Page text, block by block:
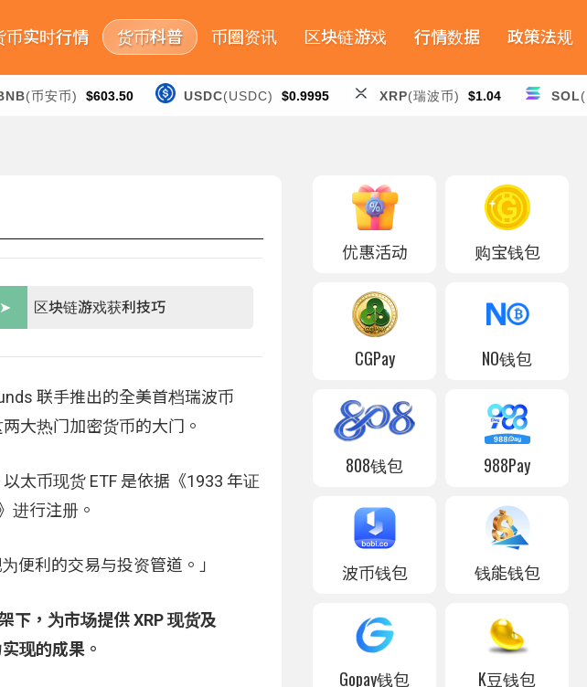
币实时行情 货币科普 币圈资讯 区块链游戏 行情数据 政策法规
(币安币) $603.50 USDC(USDC) $0.9995 XRP(瑞波币) $1.04 SOL
区块链游戏获利技巧
联手推出的全美首档瑞波币
大热门加密货币的大门。
太币现货 ETF 是依据《1933 年证
进行注册。
便利的交易与投资管道。」
下，为市场提供 XRP 现货及
现的成果。
优惠活动 购宝钱包
CGPay NO钱包
808钱包 988Pay
波币钱包 钱能钱包
Gopay钱包 K豆钱包